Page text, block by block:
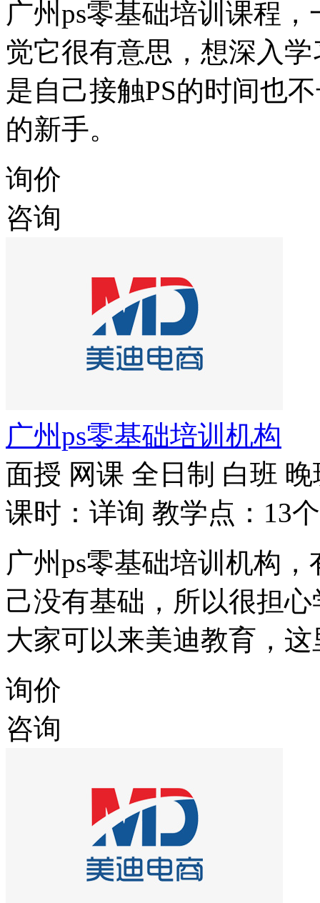
广州ps零基础培训课程
觉它很有意思，想深入
是自己接触PS的时间也
的新手。
询价
咨询
广州ps零基础培训机构
面授 网课 全日制 白班 晚
课时：详询 教学点：13个
广州ps零基础培训机构
己没有基础，所以很担
大家可以来美迪教育，
询价
咨询